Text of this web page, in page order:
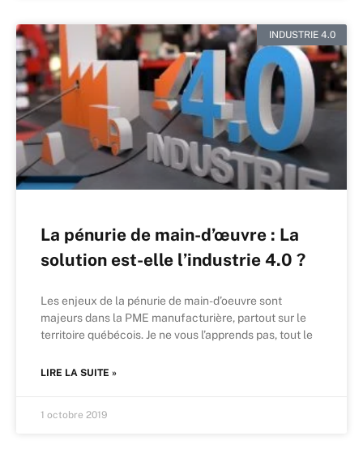
INDUSTRIE 4.0
La pénurie de main-d’œuvre : La
solution est-elle l’industrie 4.0 ?
Les enjeux de la pénurie de main-d’oeuvre sont
majeurs dans la PME manufacturière, partout sur le
territoire québécois. Je ne vous l’apprends pas, tout le
LIRE LA SUITE »
1 octobre 2019